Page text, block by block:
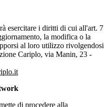
esercitare i diritti di cui all'art. 7
la modifica o la
al loro utilizzo rivolgendosi
Cariplo, via Manin, 23 -
di procedere alla